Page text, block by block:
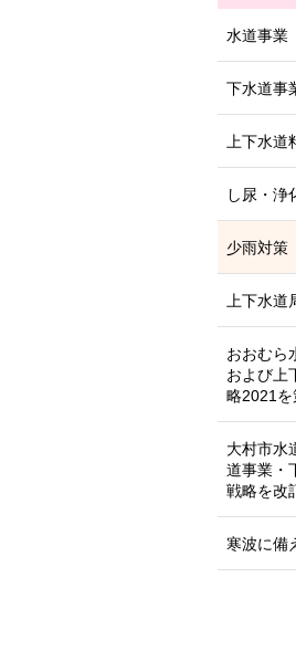
水道事業
下水道事
上下水道
し尿・浄
少雨対策
上下水
おおむら
および上
略2021を
大村市水
道事業・
戦略を改
寒波に備